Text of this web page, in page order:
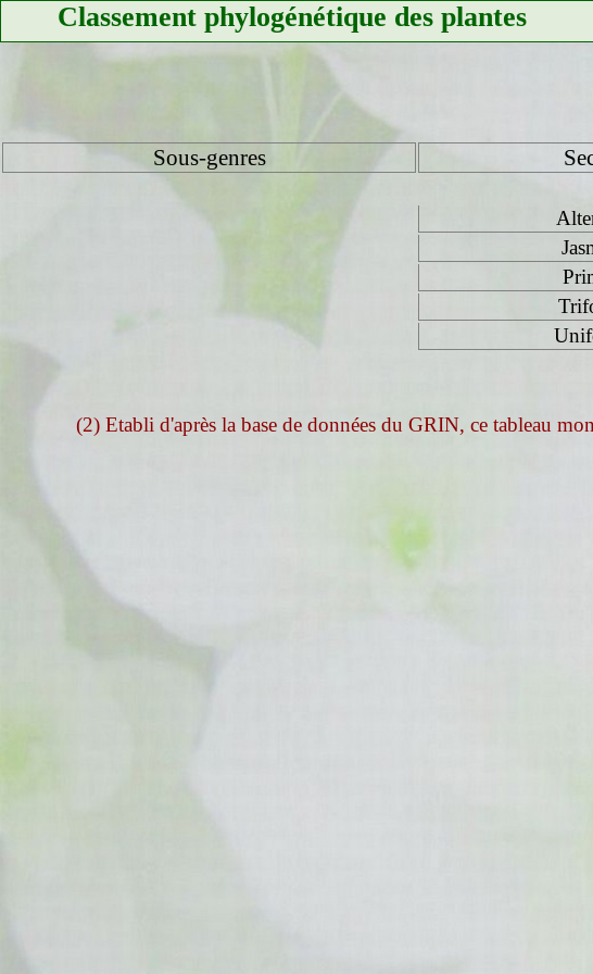
Classement phylogénétique des plantes
Sous-genres
(2) Etabli d'après la base de données du GRIN, ce tableau